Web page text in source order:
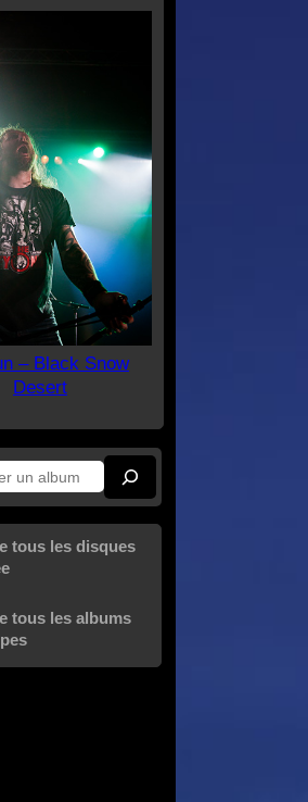
– Black Snow
Desert
tous les disques
tous les albums